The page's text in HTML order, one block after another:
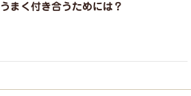
まく付き合うためには？